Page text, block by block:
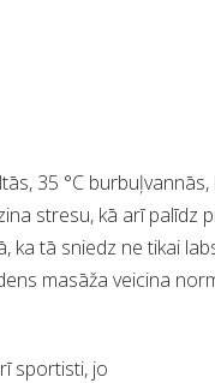
35 °C
stresu, kā arī palīdz
ka tā sniedz ne tikai
masāža veicina
sportisti, jo